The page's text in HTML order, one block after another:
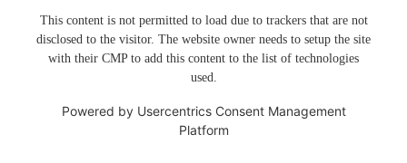
This content is not permitted to load due to trackers that are not
disclosed to the visitor. The website owner needs to setup the site
with their CMP to add this content to the list of technologies
used.
Powered by Usercentrics Consent Management
Platform